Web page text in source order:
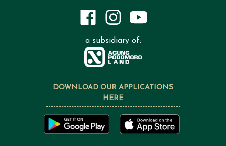
a subsidiary of:
DOWNLOAD OUR APPLICATIONS
HERE